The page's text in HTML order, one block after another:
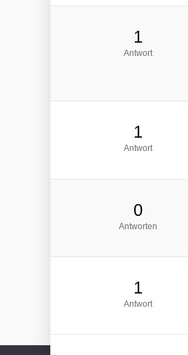
1
Antwort
1
Antwort
0
Antworten
1
Antwort